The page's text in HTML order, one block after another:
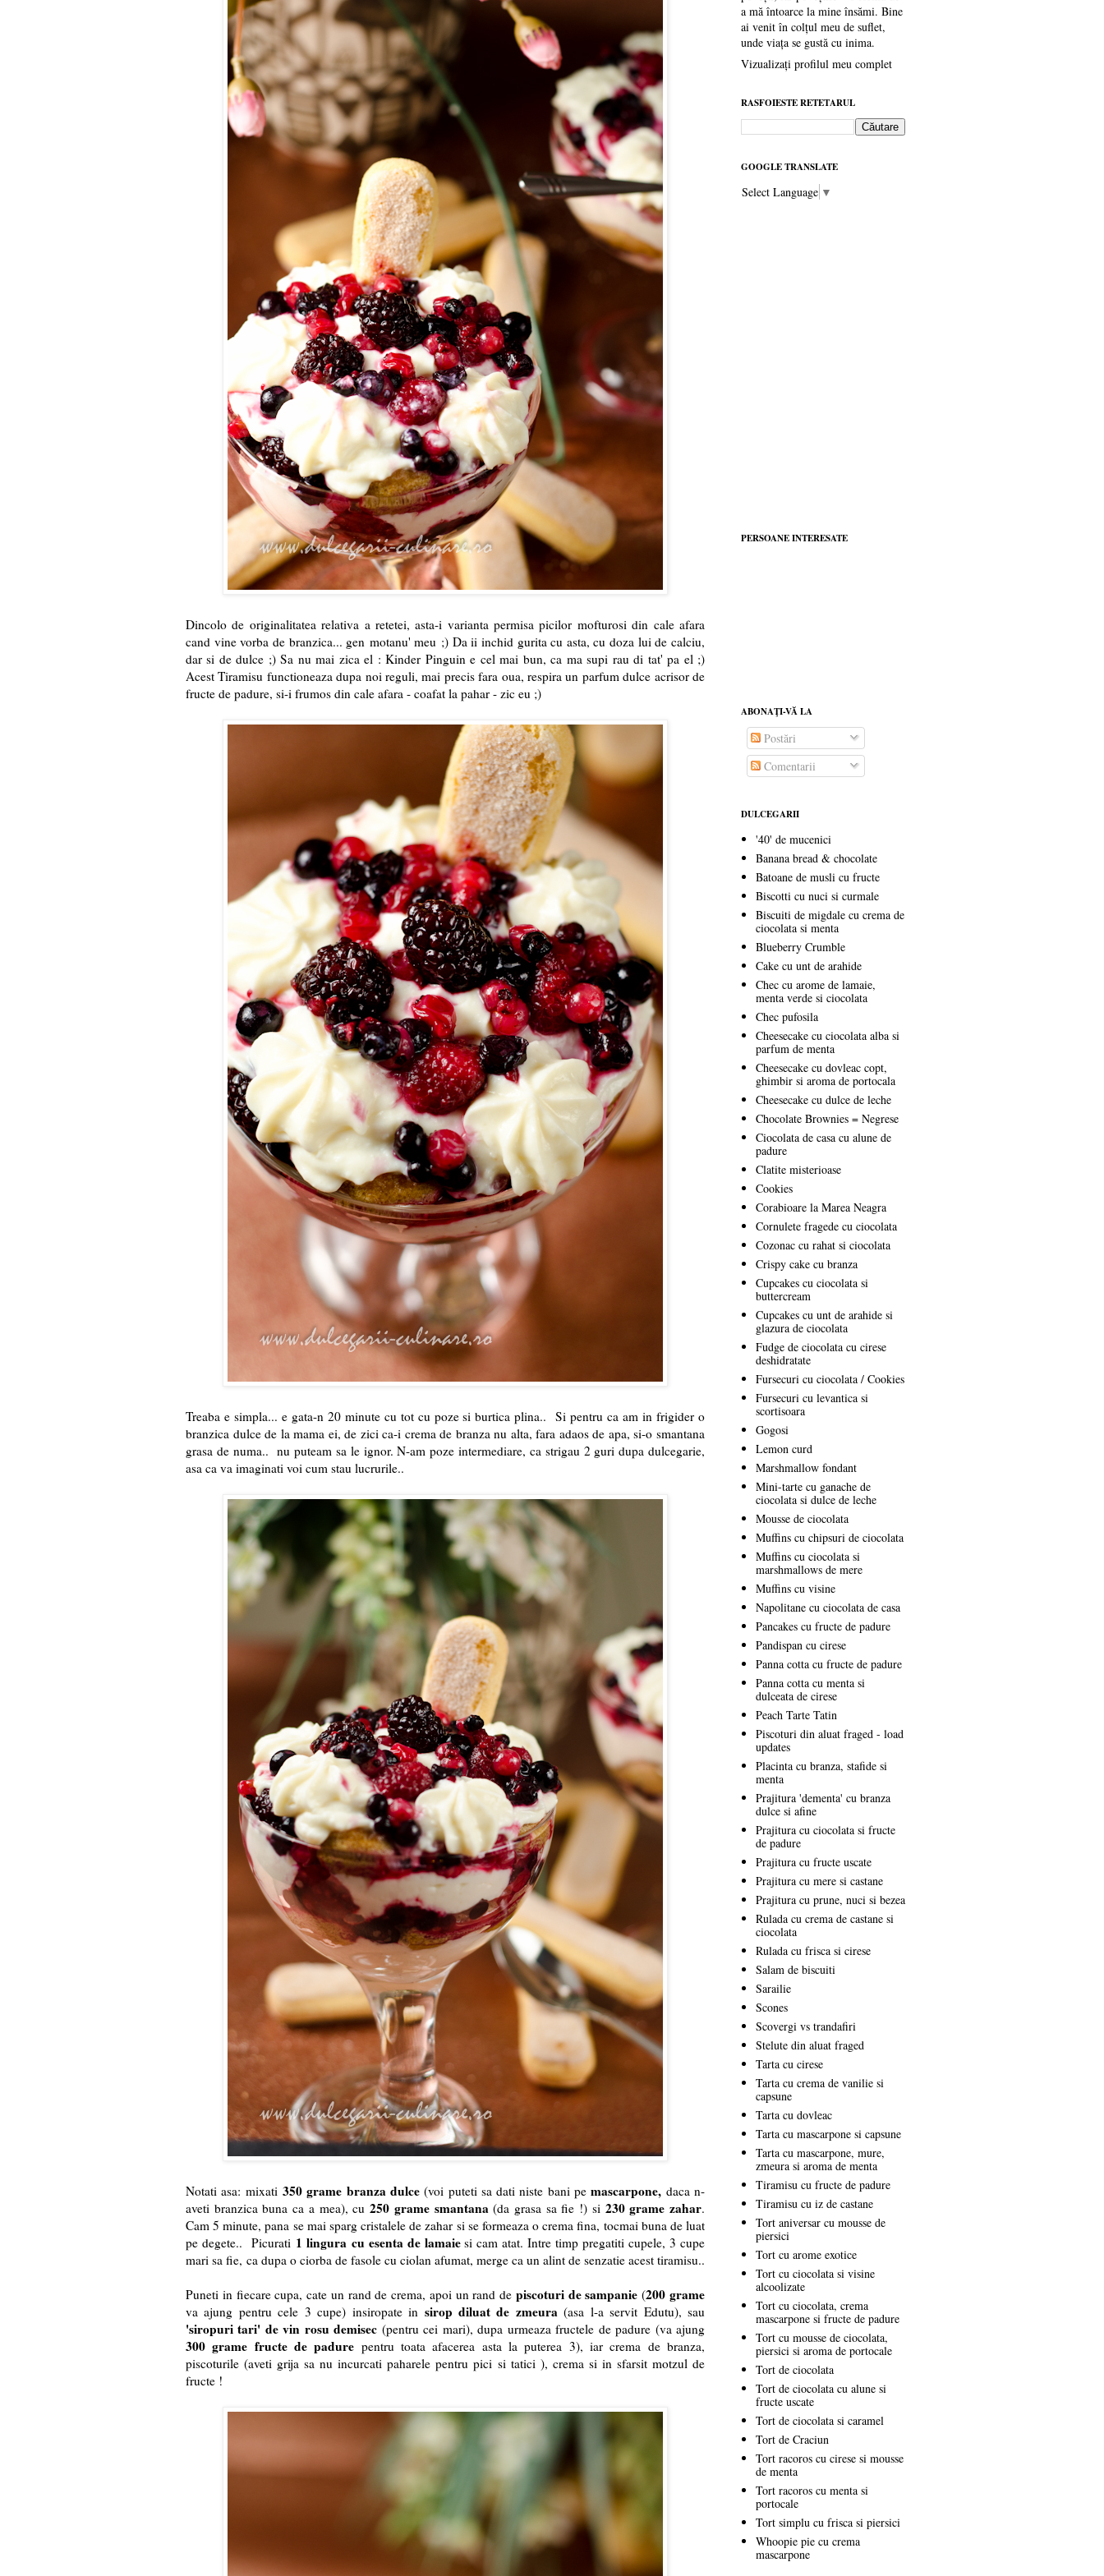
Dincolo de originalitatea relativa a retetei, asta-i varianta permisa picilor mofturosi din cale afara
cand vine vorba de branzica... gen motanu' meu ;) Da ii inchid gurita cu asta, cu doza lui de calciu,
dar si de dulce ;) Sa nu mai zica el : Kinder Pinguin e cel mai bun, ca ma supi rau di tat' pa el ;)
Acest Tiramisu functioneaza dupa noi reguli, mai precis fara oua, respira un parfum dulce acrisor de
fructe de padure, si-i frumos din cale afara - coafat la pahar - zic eu ;)
Treaba e simpla... e gata-n 20 minute cu tot cu poze si burtica plina.. Si pentru ca am in frigider o
branzica dulce de la mama ei, de zici ca-i crema de branza nu alta, fara adaos de apa, si-o smantana
grasa de numa.. nu puteam sa le ignor. N-am poze intermediare, ca strigau 2 guri dupa dulcegarie,
asa ca va imaginati voi cum stau lucrurile..
Notati asa: mixati 350 grame branza dulce(voi puteti sa dati niste bani pe mascarpone, daca n-
aveti branzica buna ca a mea), cu250 grame smantana(da grasa sa fie !) si 230 grame zahar.
Cam 5 minute, pana se mai sparg cristalele de zahar si se formeaza o crema fina, tocmai buna de luat
pe degete.. Picurati 1 lingura cu esenta de lamaiesi cam atat. Intre timp pregatiti cupele, 3 cupe
mari sa fie, ca dupa o ciorba de fasole cu ciolan afumat, merge ca un alint de senzatie acest tiramisu..
Puneti in fiecare cupa, cate un rand de crema, apoi un rand de piscoturi de sampanie (200 grame
va ajung pentru cele 3 cupe) insiropate in sirop diluat de zmeura(asa l-a servit Edutu), sau
'siropuri tari' de vin rosu demisec (pentru cei mari), dupa urmeaza fructele de padure (va ajung
300 grame fructe de padure pentru toata afacerea asta la puterea 3), iar crema de branza,
piscoturile (aveti grija sa nu incurcati paharele pentru pici si tatici ), crema si in sfarsit motzul de
fructe !
a mă întoarce la mine însămi. Bine
ai venit în colțul meu de suflet,
unde viața se gustă cu inima.
Vizualizați profilul meu complet
RASFOIESTE RETETARUL
GOOGLE TRANSLATE
Select Language ▼
PERSOANE INTERESATE
ABONAŢI-VĂ LA
Postări
Comentarii
DULCEGARII
'40' de mucenici
Banana bread & chocolate
Batoane de musli cu fructe
Biscotti cu nuci si curmale
Biscuiti de migdale cu crema de
ciocolata si menta
Blueberry Crumble
Cake cu unt de arahide
Chec cu arome de lamaie,
menta verde si ciocolata
Chec pufosila
Cheesecake cu ciocolata alba si
parfum de menta
Cheesecake cu dovleac copt,
ghimbir si aroma de portocala
Cheesecake cu dulce de leche
Chocolate Brownies = Negrese
Ciocolata de casa cu alune de
padure
Clatite misterioase
Cookies
Corabioare la Marea Neagra
Cornulete fragede cu ciocolata
Cozonac cu rahat si ciocolata
Crispy cake cu branza
Cupcakes cu ciocolata si
buttercream
Cupcakes cu unt de arahide si
glazura de ciocolata
Fudge de ciocolata cu cirese
deshidratate
Fursecuri cu ciocolata / Cookies
Fursecuri cu levantica si
scortisoara
Gogosi
Lemon curd
Marshmallow fondant
Mini-tarte cu ganache de
ciocolata si dulce de leche
Mousse de ciocolata
Muffins cu chipsuri de ciocolata
Muffins cu ciocolata si
marshmallows de mere
Muffins cu visine
Napolitane cu ciocolata de casa
Pancakes cu fructe de padure
Pandispan cu cirese
Panna cotta cu fructe de padure
Panna cotta cu menta si
dulceata de cirese
Peach Tarte Tatin
Piscoturi din aluat fraged - load
updates
Placinta cu branza, stafide si
menta
Prajitura 'dementa' cu branza
dulce si afine
Prajitura cu ciocolata si fructe
de padure
Prajitura cu fructe uscate
Prajitura cu mere si castane
Prajitura cu prune, nuci si bezea
Rulada cu crema de castane si
ciocolata
Rulada cu frisca si cirese
Salam de biscuiti
Sarailie
Scones
Scovergi vs trandafiri
Stelute din aluat fraged
Tarta cu cirese
Tarta cu crema de vanilie si
capsune
Tarta cu dovleac
Tarta cu mascarpone si capsune
Tarta cu mascarpone, mure,
zmeura si aroma de menta
Tiramisu cu fructe de padure
Tiramisu cu iz de castane
Tort aniversar cu mousse de
piersici
Tort cu arome exotice
Tort cu ciocolata si visine
alcoolizate
Tort cu ciocolata, crema
mascarpone si fructe de padure
Tort cu mousse de ciocolata,
piersici si aroma de portocale
Tort de ciocolata
Tort de ciocolata cu alune si
fructe uscate
Tort de ciocolata si caramel
Tort de Craciun
Tort racoros cu cirese si mousse
de menta
Tort racoros cu menta si
portocale
Tort simplu cu frisca si piersici
Whoopie pie cu crema
mascarpone